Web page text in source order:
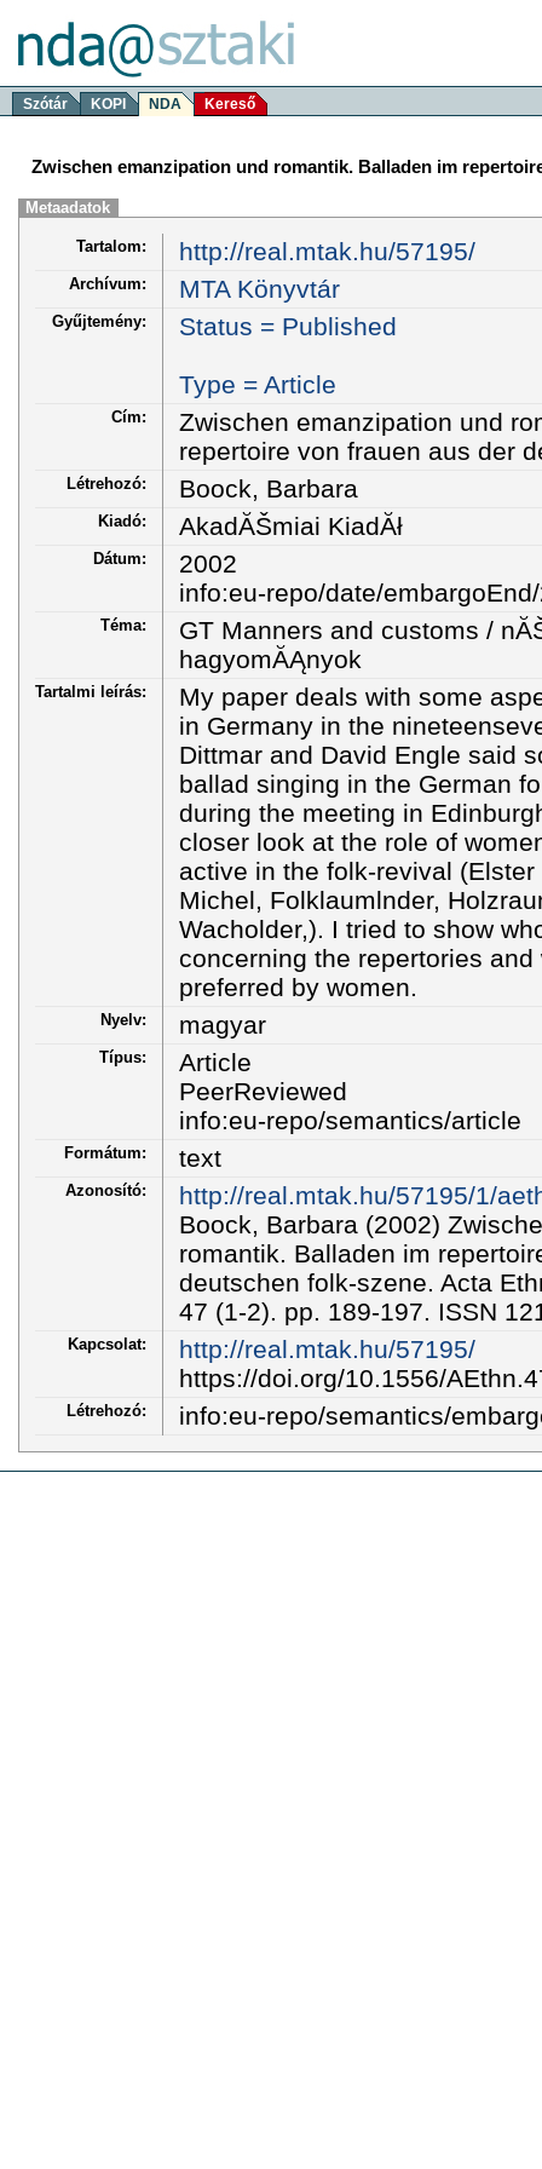
Szótár KOPI NDA Kereső
Zwischen emanzipation und romantik. Balladen im
Metaadatok
Tartalom: http://real.mtak.hu/57195/
Archívum: MTA Könyvtár
Gyűjtemény: Status = Published
Type = Article
Cím:
Zwischen emanzipation und
repertoire von frauen aus der
Létrehozó: Boock, Barbara
Kiadó: AkadĂŠmiai KiadĂł
Dátum:
2002
info:eu-repo/date/
Téma:
GT Manners and customs /
hagyomĂĄnyok
Tartalmi leírás:
My paper deals with some
in Germany in the
Dittmar and David Engle said
ballad singing in the German
during the meeting in
closer look at the role of
active in the folk-revival
Michel, Folklaumlnder,
Wacholder,). I tried to show
concerning the repertories
preferred by women.
Nyelv: magyar
Típus:
Article
PeerReviewed
info:eu-repo/semantics/article
Formátum: text
Azonosító:
http://real.mtak.hu/57195/1/
Boock, Barbara (2002)
romantik. Balladen im
deutschen folk-szene. Acta
47 (1-2). pp. 189-197. ISSN
Kapcsolat:
http://real.mtak.hu/57195/
https://doi.org/10.1556/
Létrehozó: info:eu-repo/semantics/